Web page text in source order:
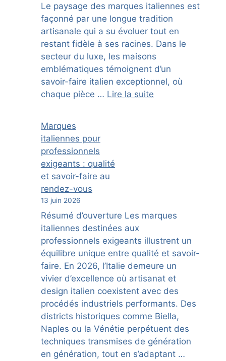
Le paysage des marques italiennes est
façonné par une longue tradition
artisanale qui a su évoluer tout en
restant fidèle à ses racines. Dans le
secteur du luxe, les maisons
emblématiques témoignent d’un
savoir-faire italien exceptionnel, où
chaque pièce … Lire la suite
Marques
italiennes pour
professionnels
exigeants : qualité
et savoir-faire au
rendez-vous
13 juin 2026
Résumé d’ouverture Les marques
italiennes destinées aux
professionnels exigeants illustrent un
équilibre unique entre qualité et savoir-
faire. En 2026, l’Italie demeure un
vivier d’excellence où artisanat et
design italien coexistent avec des
procédés industriels performants. Des
districts historiques comme Biella,
Naples ou la Vénétie perpétuent des
techniques transmises de génération
en génération, tout en s’adaptant …